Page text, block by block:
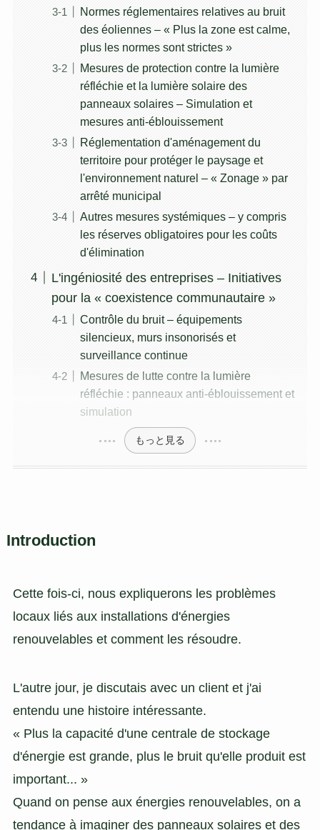
Normes réglementaires relatives au bruit
des éoliennes – « Plus la zone est calme,
plus les normes sont strictes »
Mesures de protection contre la lumière
réfléchie et la lumière solaire des
panneaux solaires – Simulation et
mesures anti-éblouissement
Réglementation d'aménagement du
territoire pour protéger le paysage et
l'environnement naturel – « Zonage » par
arrêté municipal
Autres mesures systémiques – y compris
les réserves obligatoires pour les coûts
d'élimination
L'ingéniosité des entreprises – Initiatives
pour la « coexistence communautaire »
Contrôle du bruit – équipements
silencieux, murs insonorisés et
surveillance continue
Mesures de lutte contre la lumière
réfléchie : panneaux anti-éblouissement et
simulation
もっと見る
Introduction
Cette fois-ci, nous expliquerons les problèmes
locaux liés aux installations d'énergies
renouvelables et comment les résoudre.
L'autre jour, je discutais avec un client et j'ai
entendu une histoire intéressante.
« Plus la capacité d'une centrale de stockage
d'énergie est grande, plus le bruit qu'elle produit est
important... »
Quand on pense aux énergies renouvelables, on a
tendance à imaginer des panneaux solaires et des